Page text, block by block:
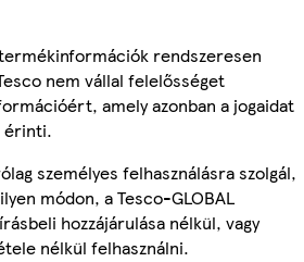
rendszeresen
nem vállal felelősséget
amely azonban a jogaidat
érinti.
személyes felhasználásra szolgál,
módon, a Tesco-GLOBAL
hozzájárulása nélkül, vagy
nélkül felhasználni.